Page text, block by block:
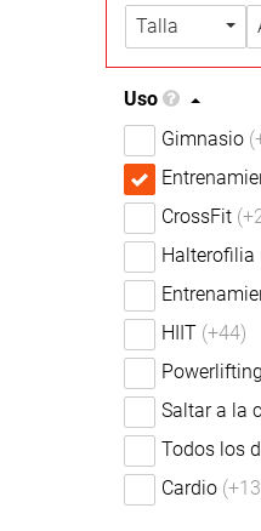
Talla
Uso
Gimnasio
CrossFit
Halterofilia
HIIT (+44)
Powerlifting
Saltar a la
Todos los
Cardio